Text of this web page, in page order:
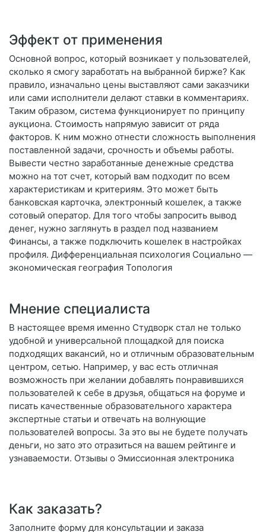
Эффект от применения
Основной вопрос, который возникает у пользователей,
сколько я смогу заработать на выбранной бирже? Как
правило, изначально цены выставляют сами заказчики
или сами исполнители делают ставки в комментариях.
Таким образом, система функционирует по принципу
аукциона. Стоимость напрямую зависит от ряда
факторов. К ним можно отнести сложность выполнения
поставленной задачи, срочность и объемы работы.
Вывести честно заработанные денежные средства
можно на тот счет, который вам подходит по всем
характеристикам и критериям. Это может быть
банковская карточка, электронный кошелек, а также
сотовый оператор. Для того чтобы запросить вывод
денег, нужно заглянуть в раздел под названием
Финансы, а также подключить кошелек в настройках
профиля. Дифференциальная психология Социально —
экономическая география Топология
Мнение специалиста
В настоящее время именно Студворк стал не только
удобной и универсальной площадкой для поиска
подходящих вакансий, но и отличным образовательным
центром, сетью. Например, у вас есть отличная
возможность при желании добавлять понравившихся
пользователей к себе в друзья, общаться на форуме и
писать качественные образовательного характера
экспертные статьи и отвечать на волнующие
пользователей вопросы. За это вы не будете получать
деньги, но зато это отразиться на вашем рейтинге и
узнаваемости. Отзывы о Эмиссионная электроника
Как заказать?
Заполните форму для консультации и заказа